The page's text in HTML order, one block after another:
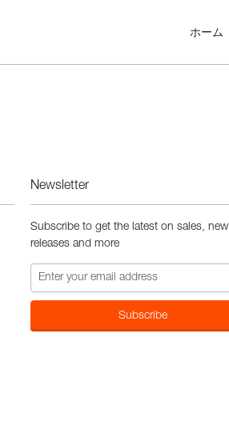
ホーム
Newsletter
Subscribe to get the latest on sales, new
releases and more